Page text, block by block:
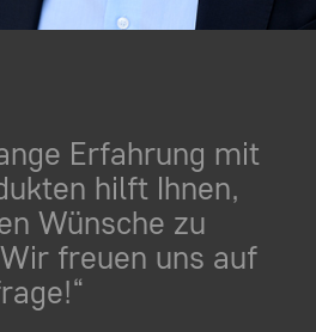
Erfahrung mit
hilft Ihnen,
Wünsche zu
freuen uns auf